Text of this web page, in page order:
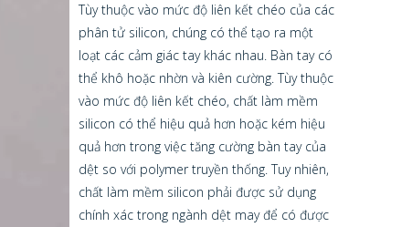
Tùy thuộc vào mức độ liên kết chéo của các
phân tử silicon, chúng có thể tạo ra một
loạt các cảm giác tay khác nhau. Bàn tay có
thể khô hoặc nhờn và kiên cường. Tùy thuộc
vào mức độ liên kết chéo, chất làm mềm
silicon có thể hiệu quả hơn hoặc kém hiệu
quả hơn trong việc tăng cường bàn tay của
dệt so với polymer truyền thống. Tuy nhiên,
chất làm mềm silicon phải được sử dụng
chính xác trong ngành dệt may để có được